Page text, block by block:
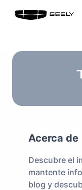
Acerca de
Descubre el
mantente
blog y